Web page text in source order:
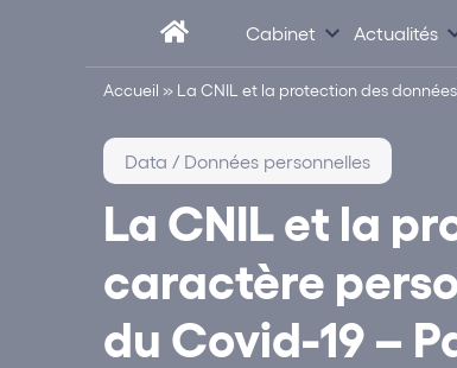
Cabinet Actualités
Accueil » La CNIL et la protection des
La CNIL et la
caractère
du Covid-19 –
Data / Données personnelles